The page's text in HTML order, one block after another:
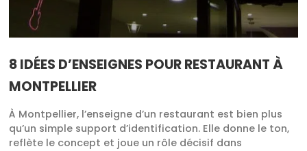
8 IDÉES D’ENSEIGNES POUR RESTAURANT À
MONTPELLIER
À Montpellier, l’enseigne d’un restaurant est bien plus
qu’un simple support d’identification. Elle donne le ton,
reflète le concept et joue un rôle décisif dans